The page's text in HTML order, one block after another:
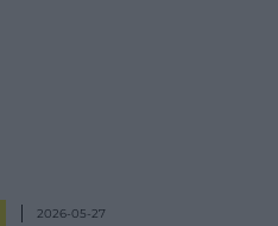
2026-05-27